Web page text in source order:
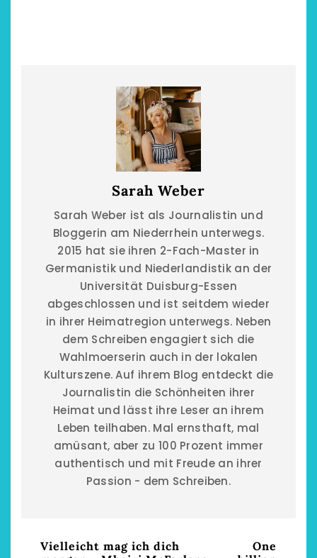
Sarah Weber
Sarah Weber ist als Journalistin und
Bloggerin am Niederrhein unterwegs.
2015 hat sie ihren 2-Fach-Master in
Germanistik und Niederlandistik an der
Universität Duisburg-Essen
abgeschlossen und ist seitdem wieder
in ihrer Heimatregion unterwegs. Neben
dem Schreiben engagiert sich die
Wahlmoerserin auch in der lokalen
Kulturszene. Auf ihrem Blog entdeckt die
Journalistin die Schönheiten ihrer
Heimat und lässt ihre Leser an ihrem
Leben teilhaben. Mal ernsthaft, mal
amüsant, aber zu 100 Prozent immer
authentisch und mit Freude an ihrer
Passion - dem Schreiben.
Vielleicht mag ich dich
One